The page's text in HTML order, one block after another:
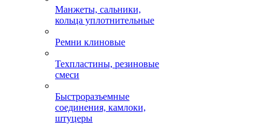
Манжеты, сальники,
кольца уплотнительные
Ремни клиновые
Техпластины, резиновые
смеси
Быстроразъемные
соединения, камлоки,
штуцеры